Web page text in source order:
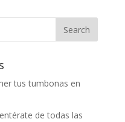
tus tumbonas en
de todas las